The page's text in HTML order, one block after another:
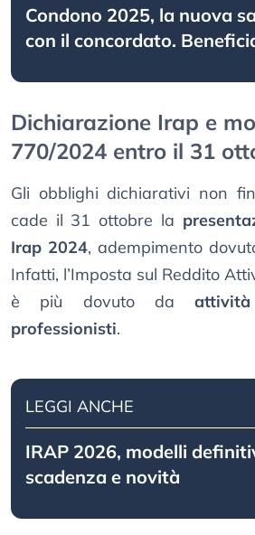
Condono 2025, la nuova
con il concordato.
Dichiarazione Irap e
770/2024 entro il 31
Gli obblighi dichiarativi non
cade il 31 ottobre la
Irap 2024, adempimento
Infatti, l’Imposta sul Reddito
è più dovuto da
professionisti.
LEGGI ANCHE
IRAP 2026, modelli
scadenza e novità